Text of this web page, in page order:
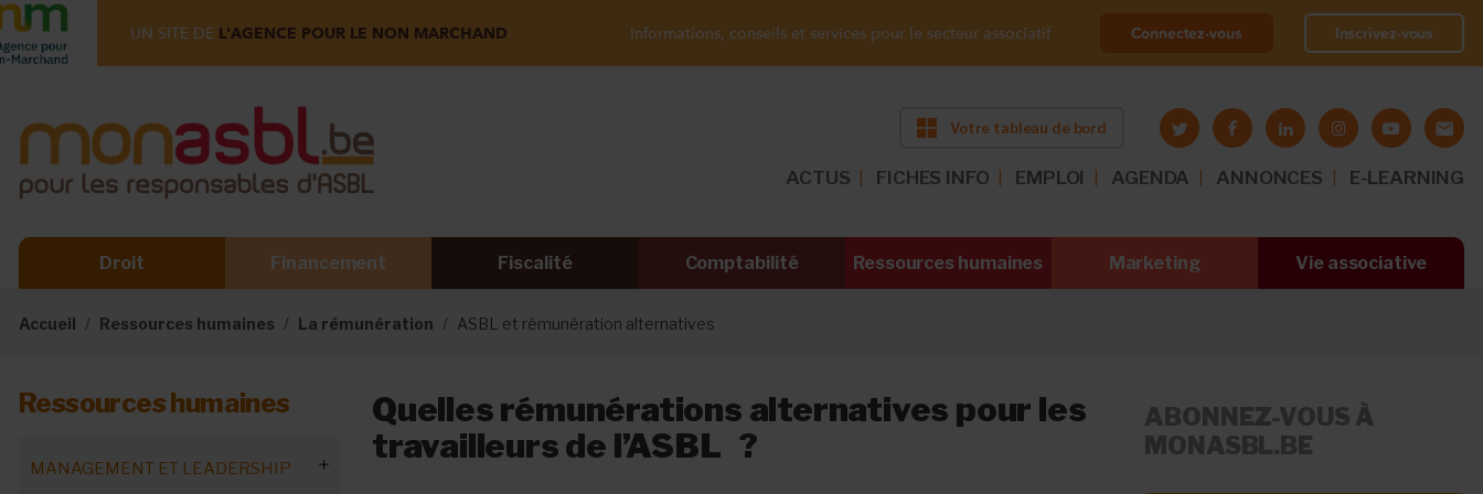
UN SITE DE L'AGENCE POUR LE NON MARCHAND Informations, conseils et services pour le secteur associatif Connectez-vous Inscrivez-vous
Votre tableau de bord
ACTUS FICHES INFO EMPLOI AGENDA ANNONCES E-LEARNING
Droit Financement Fiscalité Comptabilité Ressources humaines Marketing Vie associative
Accueil Ressources humaines La rémunération ASBL et rémunération alternatives
Ressources humaines
MANAGEMENT ET LEADERSHIP
Quelles rémunérations alternatives pour les
travailleurs de l’ASBL ?
ABONNEZ-VOUS À
MONASBL.BE